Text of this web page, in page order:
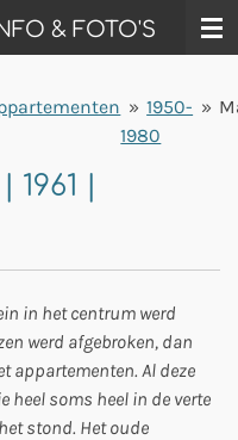
& FOTO'S
» 1950-
1980
»
|
in het centrum werd
werd afgebroken, dan
appartementen. Al deze
heel soms heel in de verte
stond. Het oude